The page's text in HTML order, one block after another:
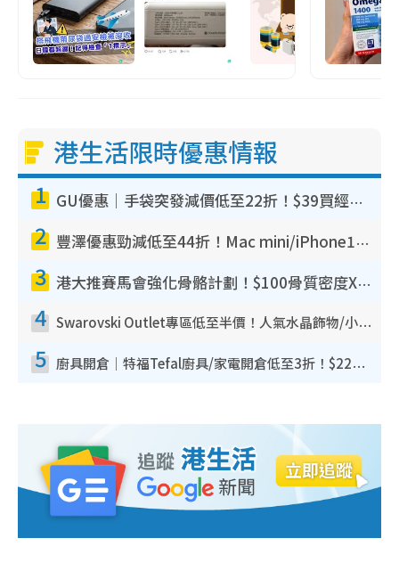
港生活限時優惠情報
1 GU優惠｜手袋突發減價低至22折！$39買經典波士頓包/餃子袋！飾物同步減價$29起！
2 豐澤優惠勁減低至44折！Mac mini/iPhone17Pro大減價！廚房家電$220起
3 港大推賽馬會強化骨骼計劃！$100骨質密度X光檢查 完成免費運動訓練送超市禮券！附參加資格
4 Swarovski Outlet專區低至半價！人氣水晶飾物/小擺設$138起！迪士尼款/水晶高跟鞋都有平
5 廚具開倉｜特福Tefal廚具/家電開倉低至3折！$220起買平底鍋/炒鑊/湯煲！電飯煲/吸塵機/燙斗$418起